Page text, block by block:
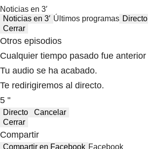
Noticias en 3′
Noticias en 3′ Últimos programas Directo
Cerrar
Otros episodios
Cualquier tiempo pasado fue anterior
Tu audio se ha acabado.
Te redirigiremos al directo.
5 "
Directo
Cancelar
Cerrar
Compartir
Compartir en Facebook Facebook